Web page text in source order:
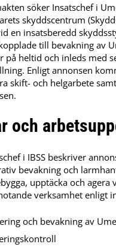
söker Insatschef i
skyddscentrum
en insatsberedd
till bevakning av
på heltid och inleds med
Enligt annonsen
skift- och helgarbete
och
i IBSS beskriver
bevakning och
upptäcka och agera
verksamhet enligt
och bevakning av